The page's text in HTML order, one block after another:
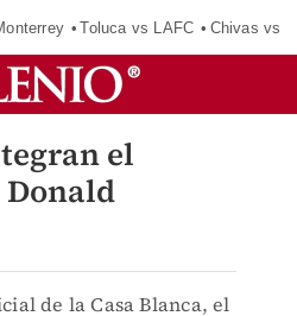
Toluca vs LAFC Chivas vs
el
Donald
de la Casa Blanca, el